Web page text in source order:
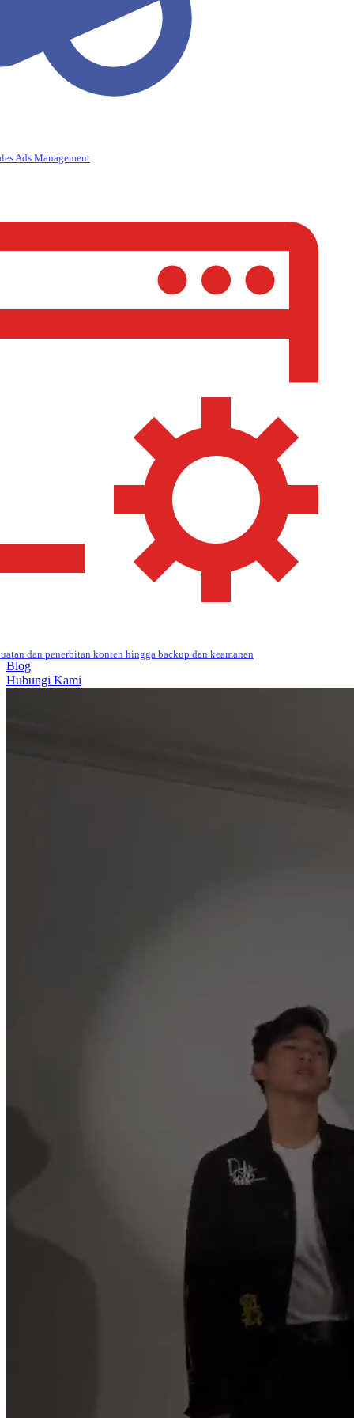
Ads Management
dan penerbitan konten hingga backup dan keamanan
Blog
Hubungi Kami